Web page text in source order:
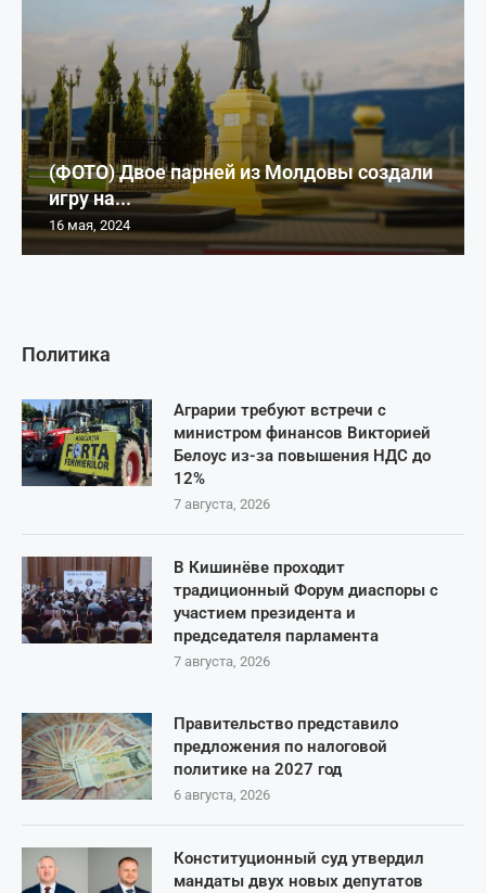
Политика
Аграрии требуют встречи с
министром финансов Викторией
Белоус из-за повышения НДС до
12%
7 августа, 2026
В Кишинёве проходит
традиционный Форум диаспоры с
участием президента и
председателя парламента
7 августа, 2026
Правительство представило
предложения по налоговой
политике на 2027 год
6 августа, 2026
Конституционный суд утвердил
мандаты двух новых депутатов
(ФОТО) Двое парней из Молдовы создали
игру на...
16 мая, 2024